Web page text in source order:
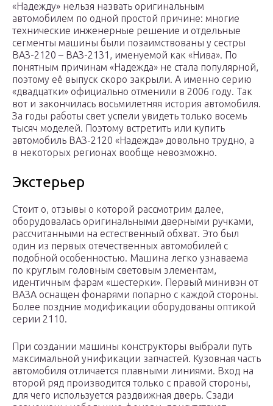
«Надежду» нельзя назвать оригинальным
автомобилем по одной простой причине: многие
технические инженерные решение и отдельные
сегменты машины были позаимствованы у сестры
ВАЗ-2120 – ВАЗ-2131, именуемой как «Нива». По
понятным причинам «Надежда» не стала популярной,
поэтому её выпуск скоро закрыли. А именно серию
«двадцатки» официально отменили в 2006 году. Так
вот и закончилась восьмилетняя история автомобиля.
За годы работы свет успели увидеть только восемь
тысяч моделей. Поэтому встретить или купить
автомобиль ВАЗ-2120 «Надежда» довольно трудно, а
в некоторых регионах вообще невозможно.
Экстерьер
Стоит о, отзывы о которой рассмотрим далее,
оборудовалась оригинальными дверными ручками,
рассчитанными на естественный обхват. Это был
один из первых отечественных автомобилей с
подобной особенностью. Машина легко узнаваема
по круглым головным световым элементам,
идентичным фарам «шестерки». Первый минивэн от
ВАЗА оснащен фонарями попарно с каждой стороны.
Более поздние модификации оборудованы оптикой
серии 2110.
При создании машины конструкторы выбрали путь
максимальной унификации запчастей. Кузовная часть
автомобиля отличается плавными линиями. Вход на
второй ряд производится только с правой стороны,
для чего используется раздвижная дверь. Сзади